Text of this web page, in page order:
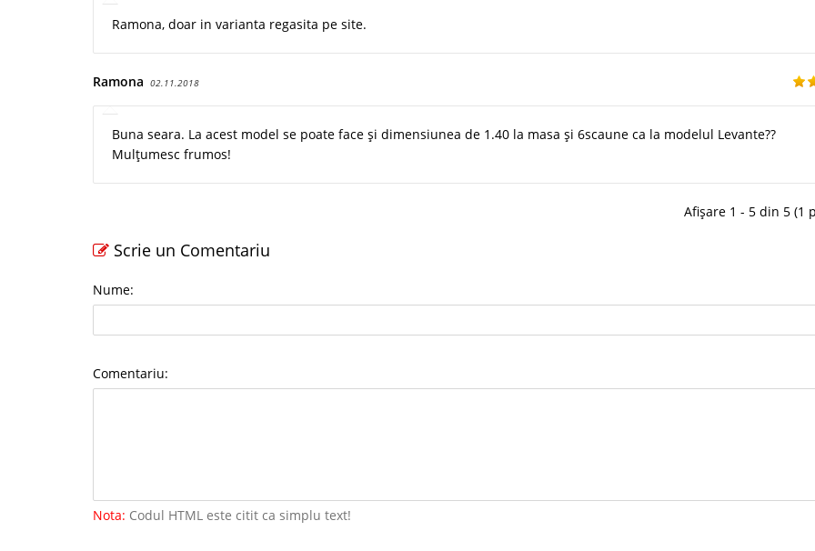
Ramona, doar in varianta regasita pe site.
Ramona 02.11.2018
Buna seara. La acest model se poate face și dimensiunea de 1.40 la masa și 6scaune ca la modelul Levante??
Mulțumesc frumos!
Afișare 1 - 5 din 5 (1
Scrie un Comentariu
Nume:
Comentariu:
Nota: Codul HTML este citit ca simplu text!